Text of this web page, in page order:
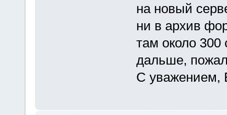
на новый
ни в архив
там около 300
дальше,
С уважением,